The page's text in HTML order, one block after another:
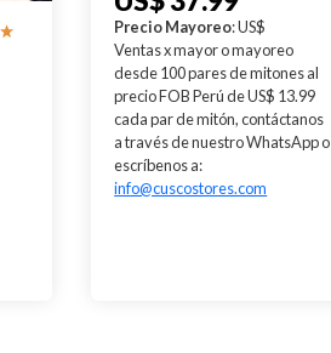
Precio Mayoreo: US$
Ventas x mayor o mayoreo
desde 100 pares de mitones al
precio FOB Perú de US$ 13.99
cada par de mitón, contáctanos
a través de nuestro WhatsApp o
escríbenos a:
info@cuscostores.com